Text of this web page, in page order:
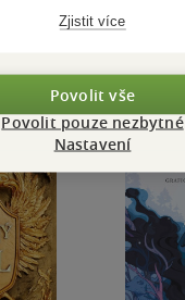
Zjistit více
Povolit vše
Povolit pouze nezbytné
Nastavení